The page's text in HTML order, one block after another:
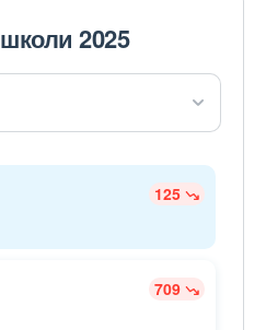
2025
125
709